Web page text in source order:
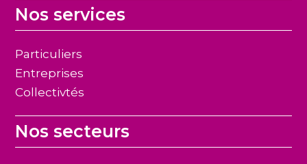
Nos services
Particuliers
Entreprises
Collectivtés
Nos secteurs